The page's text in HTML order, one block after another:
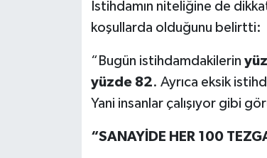
İstihdamın niteliğine de
koşullarda olduğunu belirtti:
“Bugün istihdamdakilerin
yüzde 82. Ayrıca eksik
Yani insanlar çalışıyor gibi
“SANAYİDE HER 100